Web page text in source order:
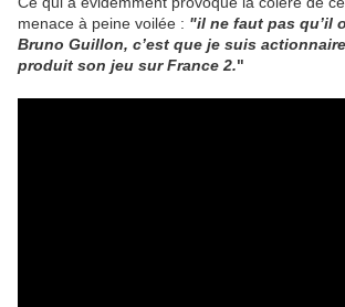
menace à peine voilée : "il ne faut pas qu’il
Bruno Guillon, c’est que je suis
produit son jeu sur France 2."